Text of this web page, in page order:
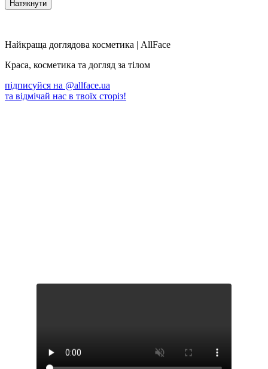
Найкраща доглядова косметика | AllFace
Краса, косметика та догляд за тілом
підписуйся на @allface.ua
та відмічай нас в твоїх сторіз!